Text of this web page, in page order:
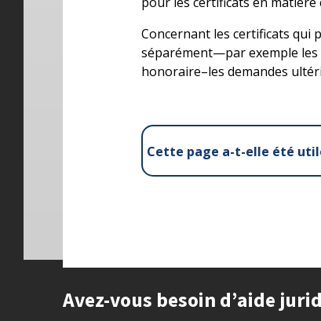
Concernant les certificats qui
séparément—par exemple les
honoraire–les demandes
Cette page a-t-elle été
Site footer
Avez-vous besoin d’aide